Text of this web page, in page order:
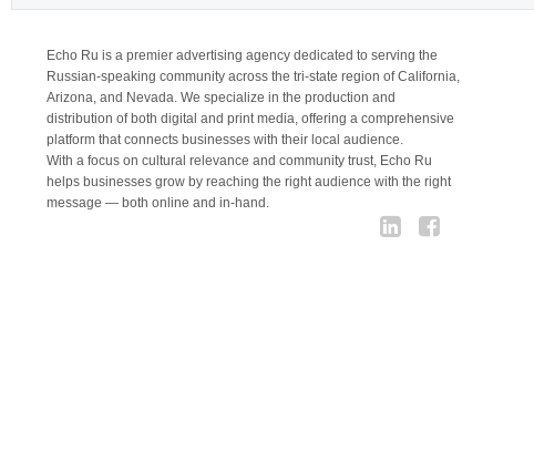
Echo Ru is a premier advertising agency dedicated to serving the
Russian-speaking community across the tri-state region of California,
Arizona, and Nevada. We specialize in the production and
distribution of both digital and print media, offering a comprehensive
platform that connects businesses with their local audience.
With a focus on cultural relevance and community trust, Echo Ru
helps businesses grow by reaching the right audience with the right
message — both online and in-hand.